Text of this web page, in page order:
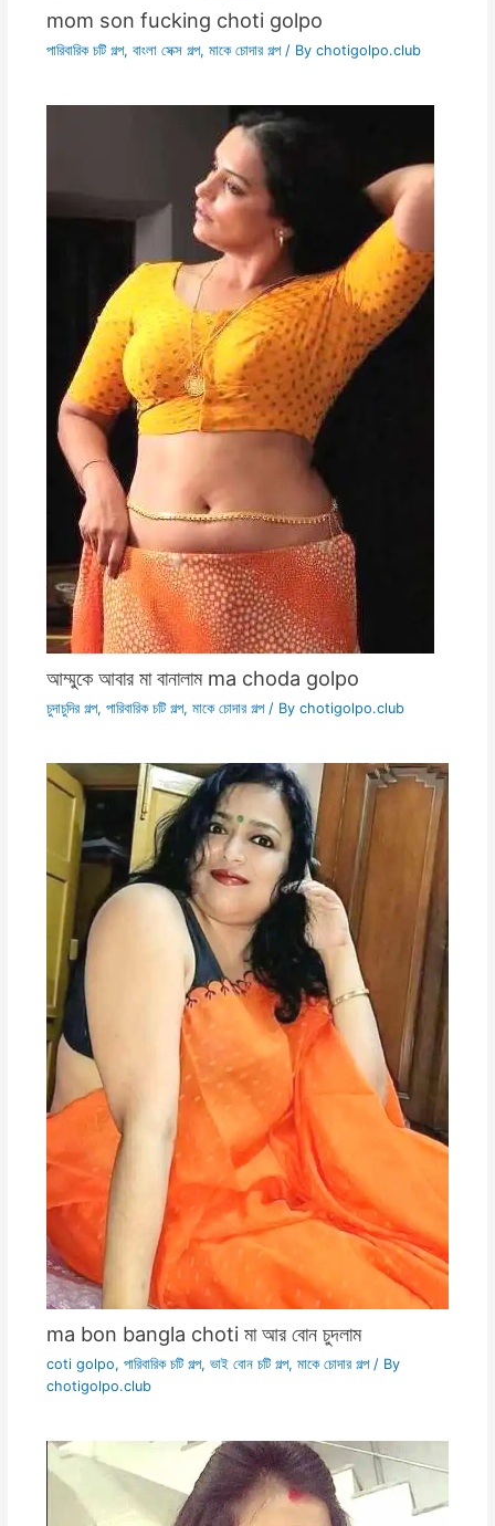
mom son fucking choti golpo
পারিবারিক চটি গল্প, বাংলা সেক্স গল্প, মাকে চোদার গল্প/ By chotigolpo.club
আম্মুকে আবার মা বানালাম ma choda golpo
চুদাচুদির গল্প, পারিবারিক চটি গল্প, মাকে চোদার গল্প/ By chotigolpo.club
ma bon bangla choti মা আর বোন চুদলাম
coti golpo, পারিবারিক চটি গল্প, ভাই বোন চটি গল্প, মাকে চোদার গল্প/ By
chotigolpo.club